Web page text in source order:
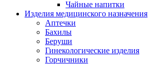
Чайные напитки
Изделия медицинского назначения
Аптечки
Бахилы
Беруши
Гинекологические изделия
Горчичники